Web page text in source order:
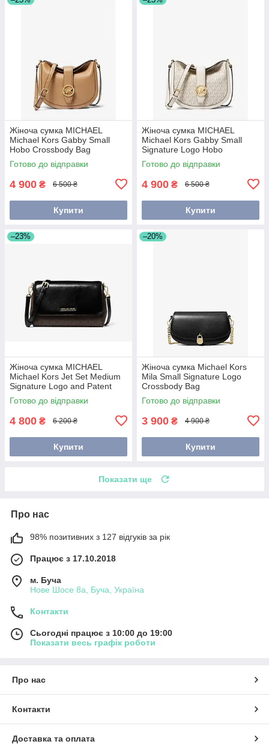
Жіноча сумка MICHAEL
Michael Kors Gabby Small
Hobo Crossbody Bag
(35H3G5GC5V) CAMEL
Готово до відправки
4 900 ₴ 6 500 ₴
Купити
Жіноча сумка MICHAEL
Michael Kors Gabby Small
Signature Logo Hobo
Crossbody Bag
(35H3G5GC1B)
Готово до відправки
4 900 ₴ 6 500 ₴
Купити
–23%
Жіноча сумка MICHAEL
Michael Kors Jet Set Medium
Signature Logo and Patent
Convertible Crossbody Bag
(35H3GTTU2B) коричнева
Готово до відправки
4 800 ₴ 6 200 ₴
Купити
–20%
Жіноча сумка Michael Kors
Mila Small Signature Logo
Crossbody Bag
(35F5GIMC5L) BLACK
Готово до відправки
3 900 ₴ 4 900 ₴
Купити
Показати ще
Про нас
98% позитивних з 127 відгуків за рік
Працює з 17.10.2018
м. Буча
Нове Шосе 8а, Буча, Україна
Контакти
Сьогодні працює з 10:00 до 19:00
Показати весь графік роботи
Про нас
Контакти
Доставка та оплата